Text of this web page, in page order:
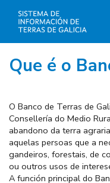
contido
principal
Que é o
O Banco de Terras de
Consellería do Medio
abandono da terra
aquelas persoas que a
gandeiros, forestais, de
ou outros usos de
A función principal do